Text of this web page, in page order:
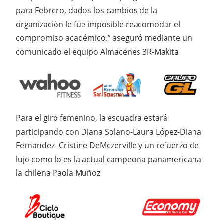
para Febrero, dados los cambios de la
organización le fue imposible reacomodar el
compromiso académico.” aseguró mediante un
comunicado el equipo Almacenes 3R-Makita
Para el giro femenino, la escuadra estará
participando con Diana Solano-Laura López-Diana
Fernandez- Cristine DeMezerville y un refuerzo de
lujo como lo es la actual campeona panamericana
la chilena Paola Muñoz